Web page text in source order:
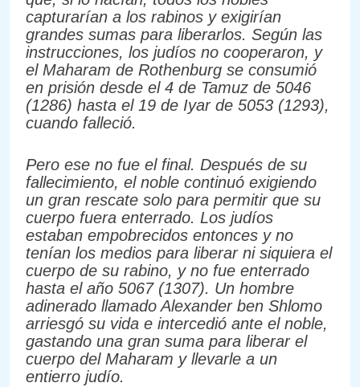
capturarían a los rabinos y exigirían
grandes sumas para liberarlos. Según las
instrucciones, los judíos no cooperaron, y
el Maharam de Rothenburg se consumió
en prisión desde el 4 de Tamuz de 5046
(1286) hasta el 19 de Iyar de 5053 (1293),
cuando falleció.
Pero ese no fue el final. Después de su
fallecimiento, el noble continuó exigiendo
un gran rescate solo para permitir que su
cuerpo fuera enterrado. Los judíos
estaban empobrecidos entonces y no
tenían los medios para liberar ni siquiera el
cuerpo de su rabino, y no fue enterrado
hasta el año 5067 (1307). Un hombre
adinerado llamado Alexander ben Shlomo
arriesgó su vida e intercedió ante el noble,
gastando una gran suma para liberar el
cuerpo del Maharam y llevarle a un
entierro judío.